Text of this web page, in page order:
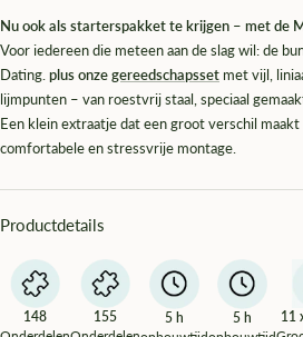
Nu ook als starterspakket te krijgen – met de
Voor iedereen die meteen aan de slag wil: de
Dating.plus onzegereedschapsset met vijl,
lijmpunten – van roestvrij staal, speciaal
Een klein extraatje dat een groot verschil
comfortabele en stressvrije montage.
Productdetails
148
155
5 h
5 h
11